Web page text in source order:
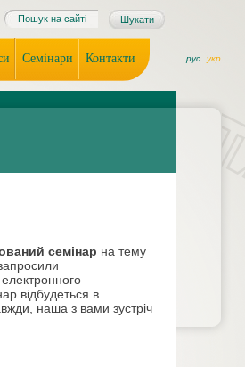
Семінари Контакти рус укр
семінар на тему
відбудеться в
наша з вами зустріч